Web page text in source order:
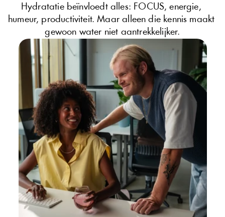
Hydratatie beïnvloedt alles: FOCUS, energie,
humeur, productiviteit. Maar alleen die kennis maakt
gewoon water niet aantrekkelijker.